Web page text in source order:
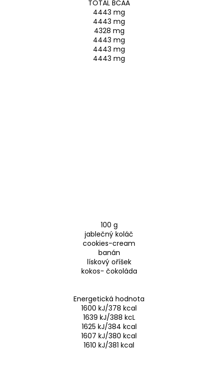
TOTAL BCAA
4443 mg
4443 mg
4328 mg
4443 mg
4443 mg
4443 mg
100 g
jablečný koláč
cookies-cream
banán
lískový oříšek
kokos- čokoláda
Energetická hodnota
1600 kJ/378 kcal
1639 kJ/388 kcL
1625 kJ/384 kcal
1607 kJ/380 kcal
1610 kJ/381 kcal